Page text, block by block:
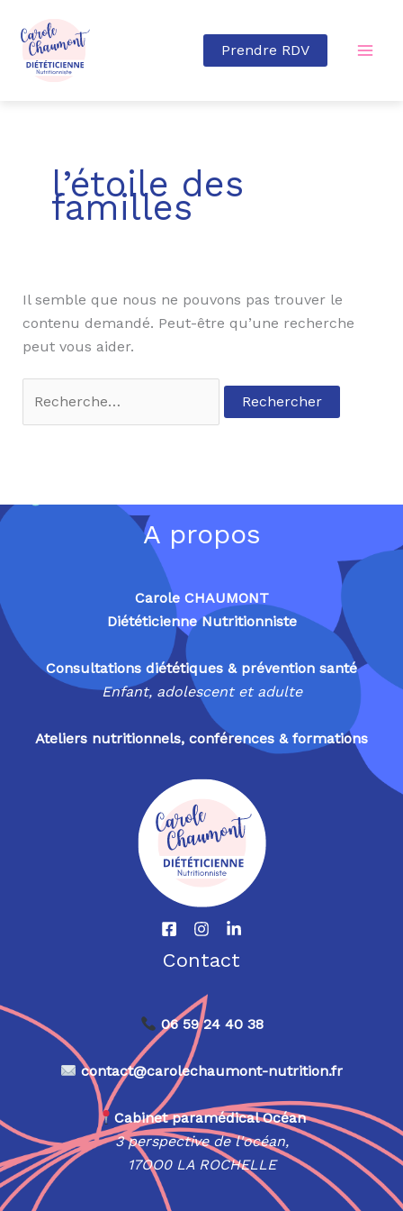
contenu
Prendre RDV
l’étoile des
familles
Il semble que nous ne pouvons pas trouver le
contenu demandé. Peut-être qu’une recherche
peut vous aider.
A propos
Carole CHAUMONT
Diététicienne Nutritionniste
Consultations diététiques & prévention santé
Enfant, adolescent et adulte
Ateliers nutritionnels, conférences & formations
Contact
06 59 24 40 38
contact@carolechaumont-nutrition.fr
Cabinet paramédical Océan
3 perspective de l'océan,
17OO0 LA ROCHELLE